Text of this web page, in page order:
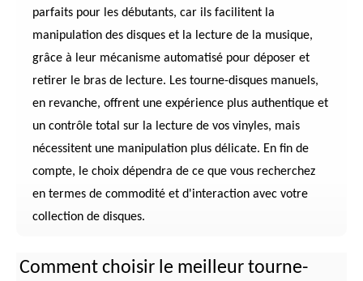
parfaits pour les débutants, car ils facilitent la
manipulation des disques et la lecture de la musique,
grâce à leur mécanisme automatisé pour déposer et
retirer le bras de lecture. Les tourne-disques manuels,
en revanche, offrent une expérience plus authentique et
un contrôle total sur la lecture de vos vinyles, mais
nécessitent une manipulation plus délicate. En fin de
compte, le choix dépendra de ce que vous recherchez
en termes de commodité et d'interaction avec votre
collection de disques.
Comment choisir le meilleur tourne-